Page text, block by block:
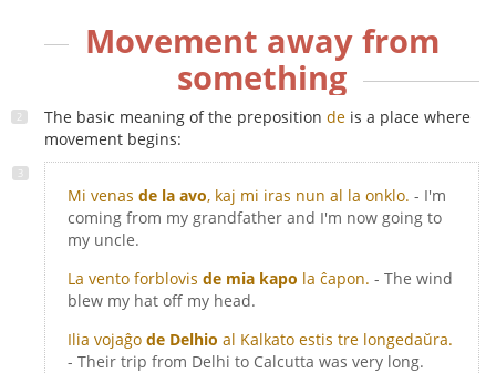
Movement away from
something
The basic meaning of the preposition de is a place where
movement begins:
Mi venas de la avo, kaj mi iras nun al la onklo. - I'm
coming from my grandfather and I'm now going to
my uncle.
La vento forblovis de mia kapo la ĉapon. - The wind
blew my hat off my head.
Ilia vojaĝo de Delhio al Kalkato estis tre longedaŭra.
- Their trip from Delhi to Calcutta was very long.